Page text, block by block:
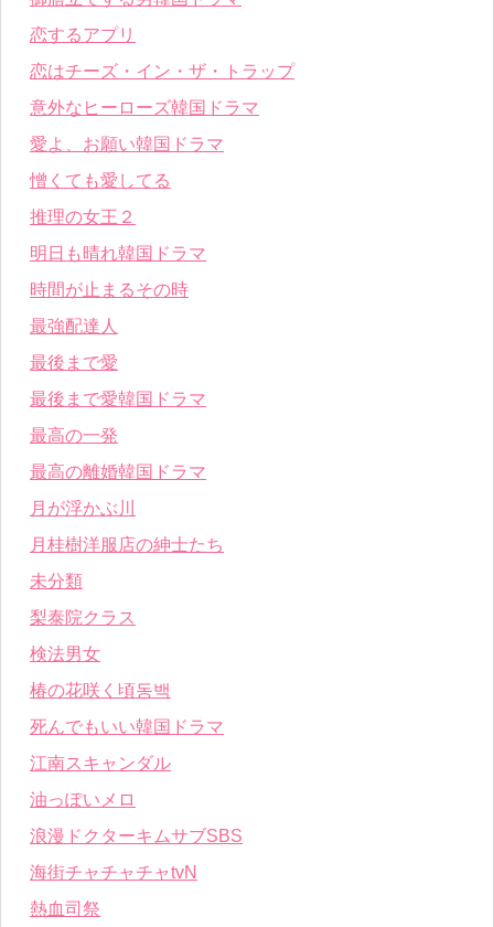
恋するアプリ
恋はチーズ・イン・ザ・トラップ
意外なヒーローズ韓国ドラマ
愛よ、お願い韓国ドラマ
憎くても愛してる
推理の女王２
明日も晴れ韓国ドラマ
時間が止まるその時
最強配達人
最後まで愛
最後まで愛韓国ドラマ
最高の一発
最高の離婚韓国ドラマ
月が浮かぶ川
月桂樹洋服店の紳士たち
未分類
梨泰院クラス
検法男女
椿の花咲く頃동백
死んでもいい韓国ドラマ
江南スキャンダル
油っぽいメロ
浪漫ドクターキムサブSBS
海街チャチャチャtvN
熱血司祭